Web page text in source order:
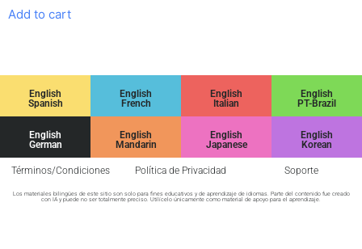
Add to cart
English
Spanish
English
French
English
Italian
English
PT-Brazil
English
German
English
Mandarin
English
Japanese
English
Korean
Términos/Condiciones Política de Privacidad Soporte
Los materiales bilingües de este sitio son solo para fines educativos y de aprendizaje de idiomas. Parte del contenido fue creado
con IA y puede no ser totalmente preciso. Utilícelo únicamente como material de apoyo para el aprendizaje.